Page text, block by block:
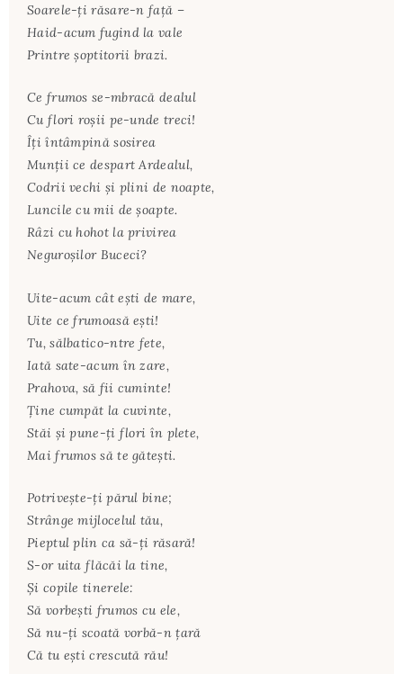
Soarele-ţi răsare-n faţă –
Haid-acum fugind la vale
Printre şoptitorii brazi.
Ce frumos se-mbracă dealul
Cu flori roşii pe-unde treci!
Îţi întâmpină sosirea
Munţii ce despart Ardealul,
Codrii vechi şi plini de noapte,
Luncile cu mii de şoapte.
Râzi cu hohot la privirea
Neguroşilor Buceci?
Uite-acum cât eşti de mare,
Uite ce frumoasă eşti!
Tu, sălbatico-ntre fete,
Iată sate-acum în zare,
Prahova, să fii cuminte!
Ţine cumpăt la cuvinte,
Stăi şi pune-ţi flori în plete,
Mai frumos să te găteşti.
Potriveşte-ţi părul bine;
Strânge mijlocelul tău,
Pieptul plin ca să-ţi răsară!
S-or uita flăcăi la tine,
Şi copile tinerele:
Să vorbeşti frumos cu ele,
Să nu-ţi scoată vorbă-n ţară
Că tu eşti crescută rău!